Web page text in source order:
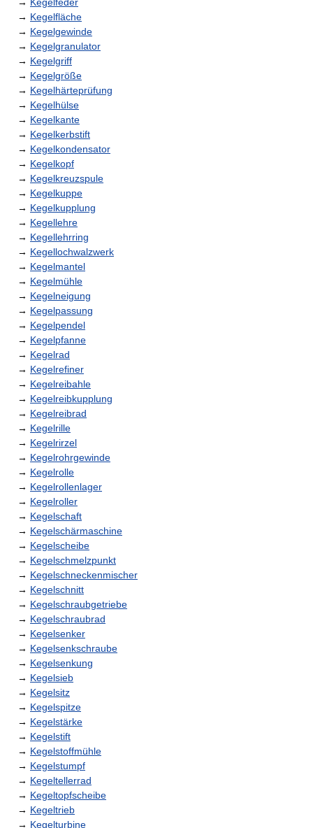
→ Kegelfläche
→ Kegelgewinde
→ Kegelgranulator
→ Kegelgriff
→ Kegelgröße
→ Kegelhärteprüfung
→ Kegelhülse
→ Kegelkante
→ Kegelkerbstift
→ Kegelkondensator
→ Kegelkopf
→ Kegelkreuzspule
→ Kegelkuppe
→ Kegelkupplung
→ Kegellehre
→ Kegellehrring
→ Kegellochwalzwerk
→ Kegelmantel
→ Kegelmühle
→ Kegelneigung
→ Kegelpassung
→ Kegelpendel
→ Kegelpfanne
→ Kegelrad
→ Kegelrefiner
→ Kegelreibahle
→ Kegelreibkupplung
→ Kegelreibrad
→ Kegelrille
→ Kegelrirzel
→ Kegelrohrgewinde
→ Kegelrolle
→ Kegelrollenlager
→ Kegelroller
→ Kegelschaft
→ Kegelschärmaschine
→ Kegelscheibe
→ Kegelschmelzpunkt
→ Kegelschneckenmischer
→ Kegelschnitt
→ Kegelschraubgetriebe
→ Kegelschraubrad
→ Kegelsenker
→ Kegelsenkschraube
→ Kegelsenkung
→ Kegelsieb
→ Kegelsitz
→ Kegelspitze
→ Kegelstärke
→ Kegelstift
→ Kegelstoffmühle
→ Kegelstumpf
→ Kegeltellerrad
→ Kegeltopfscheibe
→ Kegeltrieb
→ Kegelturbine